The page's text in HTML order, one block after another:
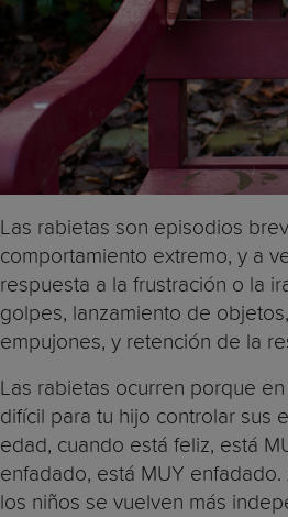
Las rabietas son episodios
comportamiento extremo, y a
respuesta a la frustración o la
golpes, lanzamiento de
empujones, y retención de la
Las rabietas ocurren porque
difícil para tu hijo controlar sus
edad, cuando está feliz, está
enfadado, está MUY
los niños se vuelven más